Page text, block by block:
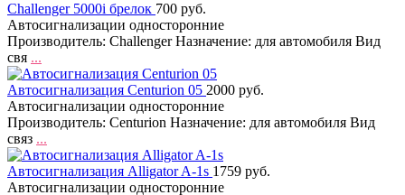
Challenger 5000i брелок 700 руб.
Автосигнализации односторонние
Производитель: Challenger Назначение: для автомобиля Вид
свя ...
Автосигнализация Centurion 05 2000 руб.
Автосигнализации односторонние
Производитель: Centurion Назначение: для автомобиля Вид
связ ...
Автосигнализация Alligator A-1s 1759 руб.
Автосигнализации односторонние